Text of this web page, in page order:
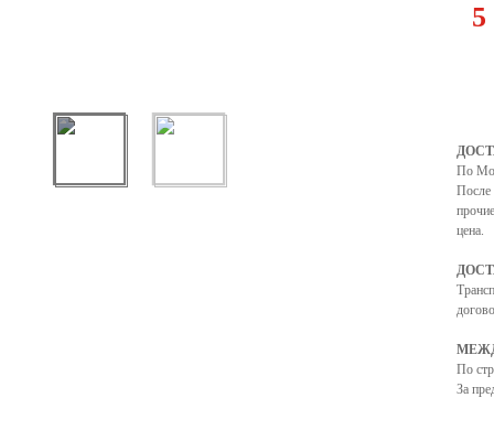
5
По
После
цена.
По
За